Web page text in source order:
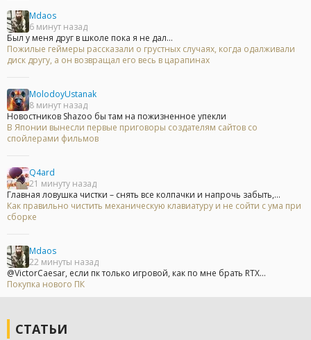
Mdaos
6 минут назад
Был у меня друг в школе пока я не дал...
Пожилые геймеры рассказали о грустных случаях, когда одалживали
диск другу, а он возвращал его весь в царапинах
MolodoyUstanak
8 минут назад
Новостников Shazoo бы там на пожизненное упекли
В Японии вынесли первые приговоры создателям сайтов со
спойлерами фильмов
Q4ard
21 минуту назад
Главная ловушка чистки – снять все колпачки и напрочь забыть,...
Как правильно чистить механическую клавиатуру и не сойти с ума при
сборке
Mdaos
22 минуты назад
@VictorCaesar, если пк только игровой, как по мне брать RTX...
Покупка нового ПК
СТАТЬИ